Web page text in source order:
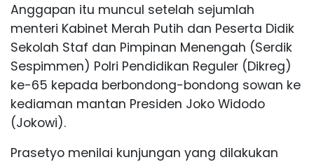
Anggapan itu muncul setelah sejumlah
menteri Kabinet Merah Putih dan Peserta Didik
Sekolah Staf dan Pimpinan Menengah (Serdik
Sespimmen) Polri Pendidikan Reguler (Dikreg)
ke-65 kepada berbondong-bondong sowan ke
kediaman mantan Presiden Joko Widodo
(Jokowi).
Prasetyo menilai kunjungan yang dilakukan